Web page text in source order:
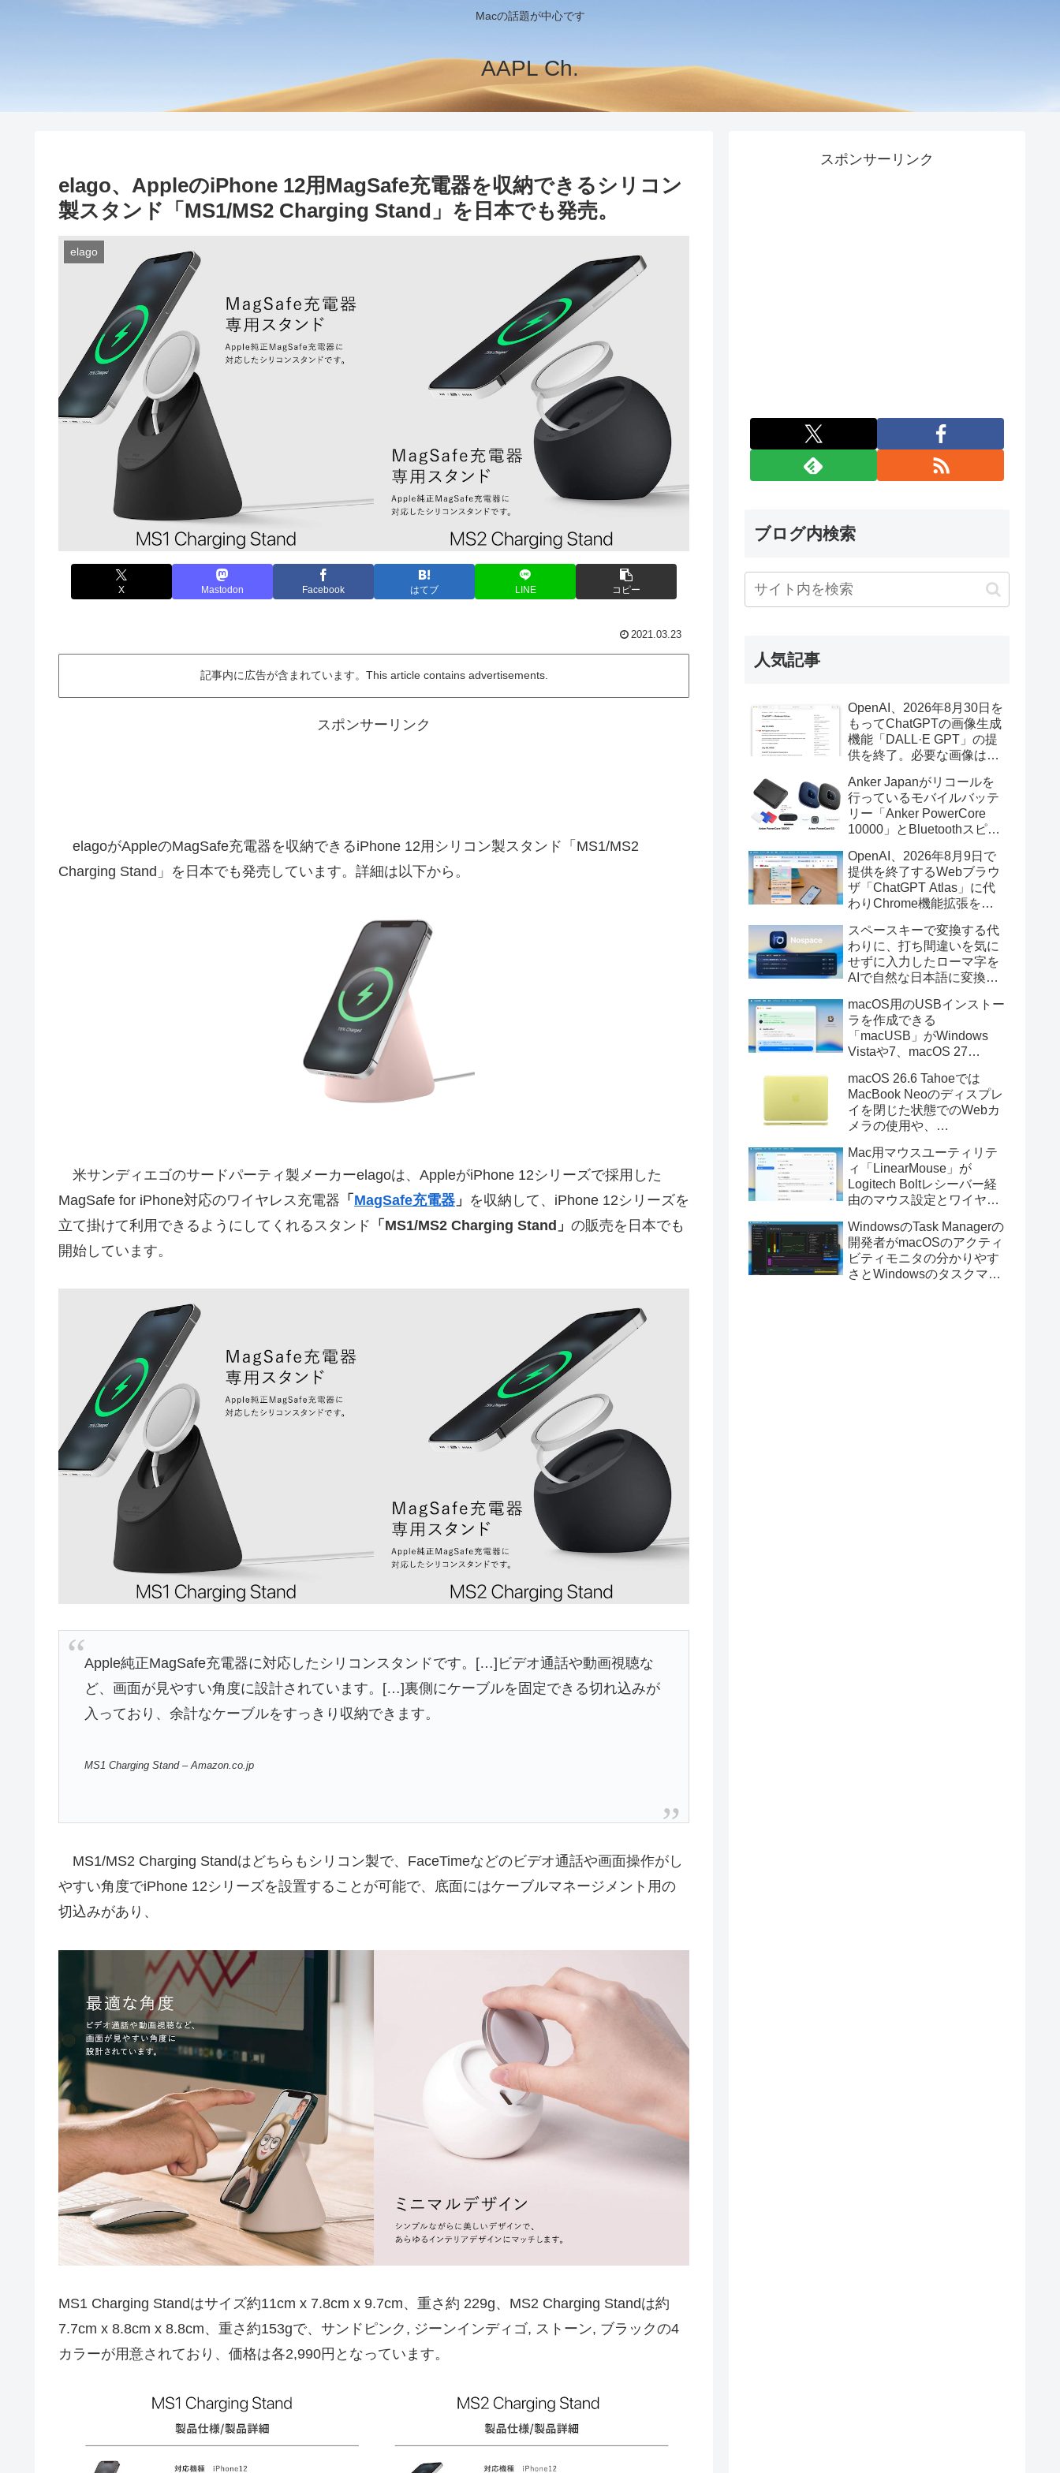
Macの話題が中心です
AAPL Ch.
elago、AppleのiPhone 12用MagSafe充電器を収納できるシリコン
製スタンド「MS1/MS2 Charging Stand」を日本でも発売。
elago
X Mastodon Facebook はてブ LINE コピー
2021.03.23
記事内に広告が含まれています。This article contains advertisements.
スポンサーリンク
elagoがAppleのMagSafe充電器を収納できるiPhone 12用シリコン製スタンド「MS1/MS2
Charging Stand」を日本でも発売しています。詳細は以下から。
米サンディエゴのサードパーティ製メーカーelagoは、AppleがiPhone 12シリーズで採用した
MagSafe for iPhone対応のワイヤレス充電器 「 MagSafe充電器 」 を収納して、iPhone 12シリーズを
立て掛けて利用できるようにしてくれるスタンド 「MS1/MS2 Charging Stand」 の販売を日本でも
開始しています。
Apple純正MagSafe充電器に対応したシリコンスタンドです。[…]ビデオ通話や動画視聴な
ど、画面が見やすい角度に設計されています。[…]裏側にケーブルを固定できる切れ込みが
入っており、余計なケーブルをすっきり収納できます。
MS1 Charging Stand – Amazon.co.jp
MS1/MS2 Charging Standはどちらもシリコン製で、FaceTimeなどのビデオ通話や画面操作がし
やすい角度でiPhone 12シリーズを設置することが可能で、底面にはケーブルマネージメント用の
切込みがあり、
MS1 Charging Standはサイズ約11cm x 7.8cm x 9.7cm、重さ約 229g、MS2 Charging Standは約
7.7cm x 8.8cm x 8.8cm、重さ約153gで、サンドピンク, ジーンインディゴ, ストーン, ブラックの4
カラーが用意されており、価格は各2,990円となっています。
スポンサーリンク
ブログ内検索
人気記事
OpenAI、2026年8月30日を
もってChatGPTの画像生成
機能「DALL·E GPT」の提
供を終了。必要な画像は期
Anker Japanがリコールを
行っているモバイルバッテ
リー「Anker PowerCore
10000」とBluetoothスピー
辺を焼損する火災が6月に3
件発生していたそうなので
注意を。
OpenAI、2026年8月9日で
提供を終了するWebブラウ
ザ「ChatGPT Atlas」に代
わりChrome機能拡張をア
画の質問やAsk ChatGPT機
能を追加。
スペースキーで変換する代
わりに、打ち間違いを気に
せずに入力したローマ字を
AIで自然な日本語に変換し
力アプリ「Nospace」がリ
リース。
macOS用のUSBインストー
ラを作成できる
「macUSB」がWindows
Vistaや7、macOS 27
トーラの作成に対応。
macOS 26.6 Tahoeでは
MacBook Neoのディスプレ
イを閉じた状態でのWebカ
メラの使用や、
利用しMacBook Neoを復元
する際の安定性が向上。
Mac用マウスユーティリテ
ィ「LinearMouse」が
Logitech Boltレシーバー経
由のマウス設定とワイヤレ
ックボールに対応。
WindowsのTask Managerの
開発者がmacOSのアクティ
ビティモニタの分かりやす
さとWindowsのタスクマネ